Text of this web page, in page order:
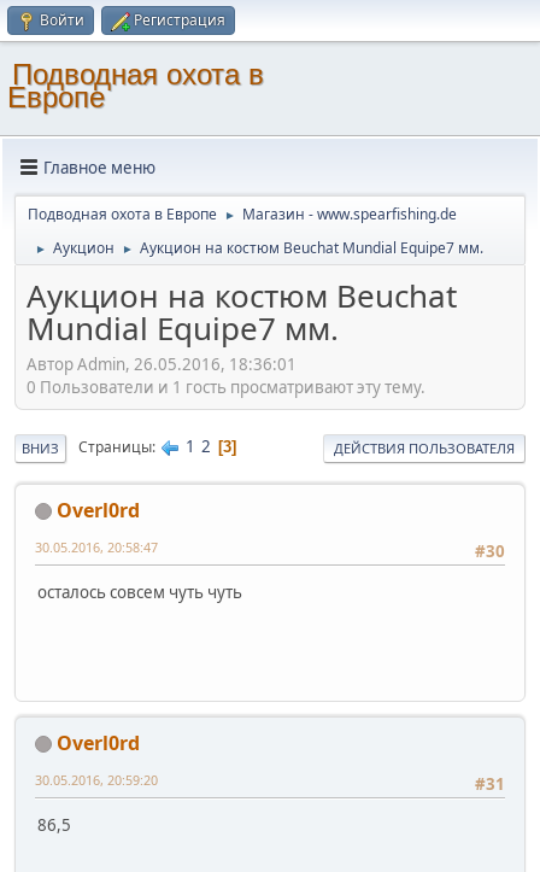
Войти Регистрация
Подводная охота в
Европе
Главное меню
Подводная охота в Европе ► Магазин - www.spearfishing.de
► Аукцион ► Аукцион на костюм Beuchat Mundial Equipe7 мм.
Аукцион на костюм Beuchat
Mundial Equipe7 мм.
Автор Admin, 26.05.2016, 18:36:01
0 Пользователи и 1 гость просматривают эту тему.
ВНИЗ Страницы 1 2 3 ДЕЙСТВИЯ ПОЛЬЗОВАТЕЛЯ
Overl0rd
#30
30.05.2016, 20:58:47
осталось совсем чуть чуть
Overl0rd
#31
30.05.2016, 20:59:20
86,5